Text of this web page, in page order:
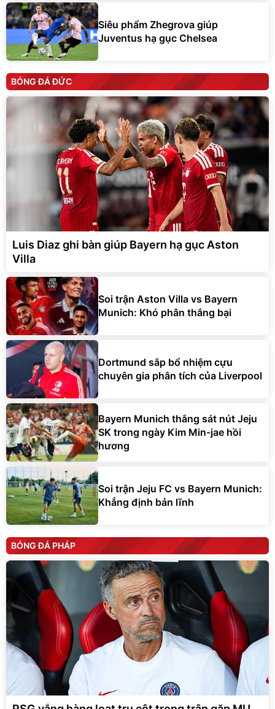
Siêu phẩm Zhegrova giúp
Juventus hạ gục Chelsea
BÓNG ĐÁ ĐỨC
Luis Diaz ghi bàn giúp Bayern hạ gục Aston
Villa
Soi trận Aston Villa vs Bayern
Munich: Khó phân thắng bại
Dortmund sắp bổ nhiệm cựu
chuyên gia phân tích của Liverpool
Bayern Munich thắng sát nút Jeju
SK trong ngày Kim Min-jae hồi
hương
Soi trận Jeju FC vs Bayern Munich:
Khẳng định bản lĩnh
BÓNG ĐÁ PHÁP